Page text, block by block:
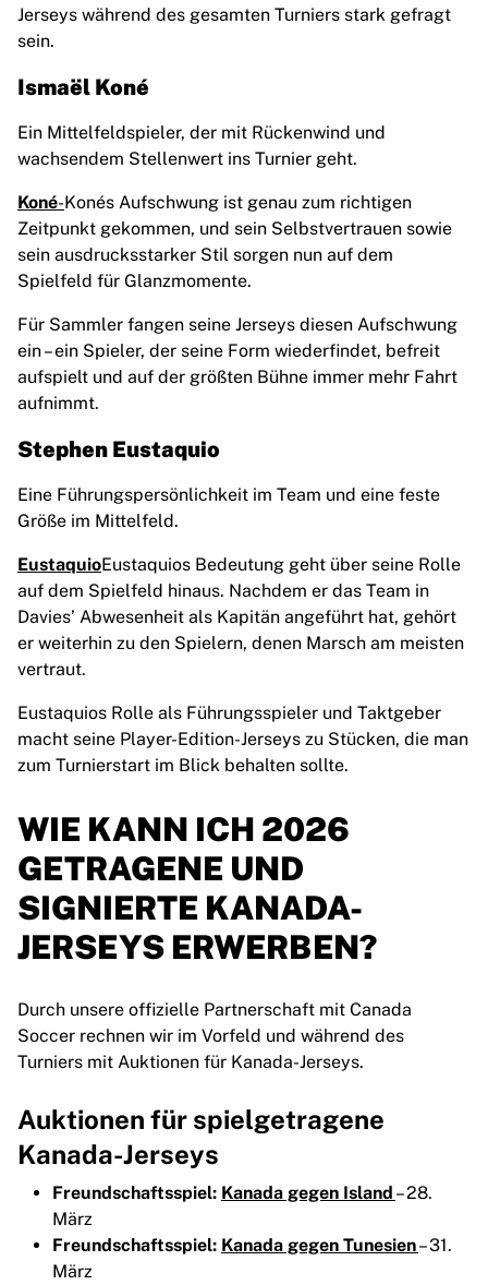
Jerseys während des gesamten Turniers stark gefragt
sein.
Ismaël Koné
Ein Mittelfeldspieler, der mit Rückenwind und
wachsendem Stellenwert ins Turnier geht.
Koné-Konés Aufschwung ist genau zum richtigen
Zeitpunkt gekommen, und sein Selbstvertrauen sowie
sein ausdrucksstarker Stil sorgen nun auf dem
Spielfeld für Glanzmomente.
Für Sammler fangen seine Jerseys diesen Aufschwung
ein – ein Spieler, der seine Form wiederfindet, befreit
aufspielt und auf der größten Bühne immer mehr Fahrt
aufnimmt.
Stephen Eustaquio
Eine Führungspersönlichkeit im Team und eine feste
Größe im Mittelfeld.
EustaquioEustaquios Bedeutung geht über seine Rolle
auf dem Spielfeld hinaus. Nachdem er das Team in
Davies’ Abwesenheit als Kapitän angeführt hat, gehört
er weiterhin zu den Spielern, denen Marsch am meisten
vertraut.
Eustaquios Rolle als Führungsspieler und Taktgeber
macht seine Player-Edition-Jerseys zu Stücken, die man
zum Turnierstart im Blick behalten sollte.
WIE KANN ICH 2026
GETRAGENE UND
SIGNIERTE KANADA-
JERSEYS ERWERBEN?
Durch unsere offizielle Partnerschaft mit Canada
Soccer rechnen wir im Vorfeld und während des
Turniers mit Auktionen für Kanada-Jerseys.
Auktionen für spielgetragene
Kanada-Jerseys
Freundschaftsspiel: Kanada gegen Island – 28.
März
Freundschaftsspiel: Kanada gegen Tunesien– 31.
März